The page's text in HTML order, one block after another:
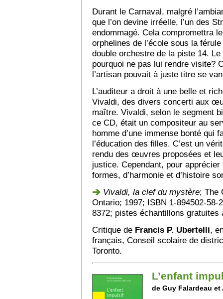
Durant le Carnaval, malgré
que l’on devine irréelle, l’un des
endommagé. Cela compromettra
orphelines de l’école sous la
double orchestre de la piste 14.
pourquoi ne pas lui rendre visite?
l’artisan pouvait à juste titre se
L’auditeur a droit à une belle et
Vivaldi, des divers concerti aux
maître. Vivaldi, selon le segment
ce CD, était un compositeur au
homme d’une immense bonté qui
l’éducation des filles. C’est un
rendu des œuvres proposées et
justice. Cependant, pour
formes, d’harmonie et d’histoire
Vivaldi, la clef du mystère; The
Ontario; 1997; ISBN 1-894502-58-
8372; pistes échantillons gratuites
Critique de Francis P. Ubertelli,
français, Conseil scolaire de
Toronto.
L’enfant
de Guy Falardeau et